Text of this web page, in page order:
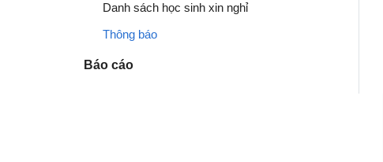
Danh sách học sinh xin nghỉ
Thông báo
Báo cáo